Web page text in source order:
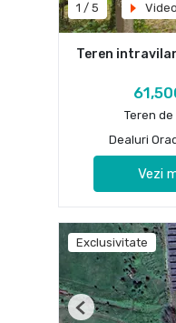
1 / 5 Video
Teren
Teren
Dealuri
Vezi
Exclusivitate
Previous